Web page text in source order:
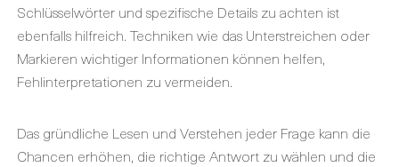
Schlüsselwörter und spezifische Details zu achten ist
ebenfalls hilfreich. Techniken wie das Unterstreichen oder
Markieren wichtiger Informationen können helfen,
Fehlinterpretationen zu vermeiden.
Das gründliche Lesen und Verstehen jeder Frage kann die
Chancen erhöhen, die richtige Antwort zu wählen und die